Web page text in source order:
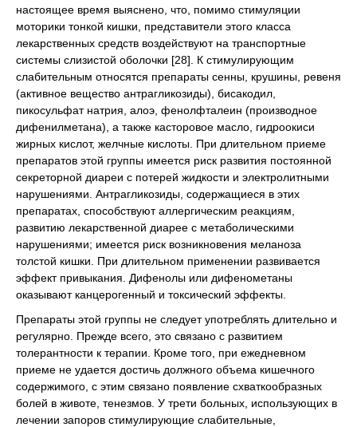
настоящее время выяснено, что, помимо стимуляции
моторики тонкой кишки, представители этого класса
лекарственных средств воздействуют на транспортные
системы слизистой оболочки [28]. К стимулирующим
слабительным относятся препараты сенны, крушины, ревеня
(активное вещество антрагликозиды), бисакодил,
пикосульфат натрия, алоэ, фенолфталеин (производное
дифенилметана), а также касторовое масло, гидроокиси
жирных кислот, желчные кислоты. При длительном приеме
препаратов этой группы имеется риск развития постоянной
секреторной диареи с потерей жидкости и электролитными
нарушениями. Антрагликозиды, содержащиеся в этих
препаратах, способствуют аллергическим реакциям,
развитию лекарственной диарее с метаболическими
нарушениями; имеется риск возникновения меланоза
толстой кишки. При длительном применении развивается
эффект привыкания. Дифенолы или дифенометаны
оказывают канцерогенный и токсический эффекты.
Препараты этой группы не следует употреблять длительно и
регулярно. Прежде всего, это связано с развитием
толерантности к терапии. Кроме того, при ежедневном
приеме не удается достичь должного объема кишечного
содержимого, с этим связано появление схваткообразных
болей в животе, тенезмов. У трети больных, использующих в
лечении запоров стимулирующие слабительные,